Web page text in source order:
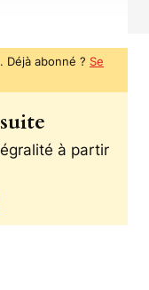
Déjà abonné ? Se
à partir